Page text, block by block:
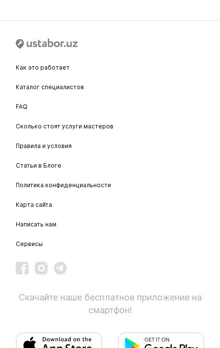
Как это работает
Каталог специалистов
FAQ
Сколько стоят услуги мастеров
Правила и условия
Статьи в Блоге
Политика конфиденциальности
Карта сайта
Написать нам
Сервисы
Скачайте наше бесплатное приложение на
смартфон!